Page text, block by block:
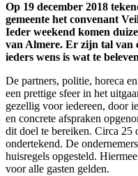
Op 19 december 2018
gemeente het convenant
Ieder weekend komen
van Almere. Er zijn tal van
ieders wens is wat te
De partners, politie, horeca
een prettige sfeer in het
gezellig voor iedereen, door
en concrete afspraken
dit doel te bereiken. Circa 25
ondertekend. De
huisregels opgesteld.
voor alle gasten gelden.